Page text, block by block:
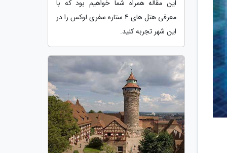
این مقاله همراه شما خواهیم بود که با
معرفی هتل های 4 ستاره سفری لوکس را در
این شهر تجربه کنید.